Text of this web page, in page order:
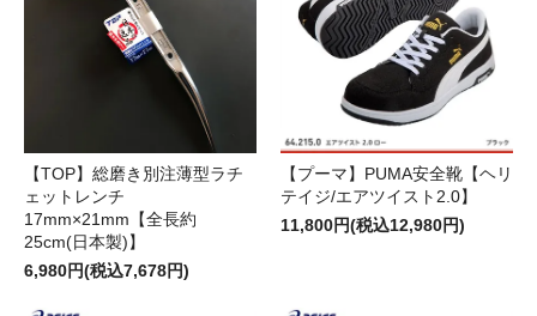
【TOP】総磨き別注薄型ラチ
ェットレンチ
17mm×21mm【全長約
25cm(日本製)】
6,980円(税込7,678円)
【プーマ】PUMA安全靴【ヘリ
テイジ/エアツイスト2.0】
11,800円(税込12,980円)